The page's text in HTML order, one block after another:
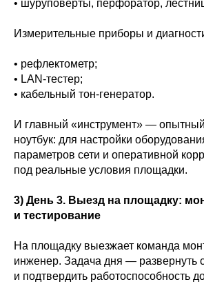
• шуруповерты, перфоратор,
Измерительные приборы и
• рефлектометр;
• LAN‑тестер;
• кабельный тон‑генератор.
И главный «инструмент» —
ноутбук: для настройки
параметров сети и оперативной
под реальные условия площадки.
3) День 3. Выезд на площадку:
и тестирование
На площадку выезжает команда
инженер. Задача дня — развернуть
и подтвердить работоспособность